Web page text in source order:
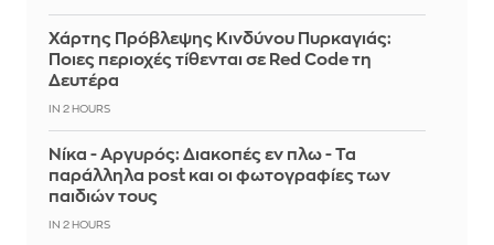
Χάρτης Πρόβλεψης Κινδύνου Πυρκαγιάς:
Ποιες περιοχές τίθενται σε Red Code τη
Δευτέρα
IN 2 HOURS
Νίκα - Αργυρός: Διακοπές εν πλω - Τα
παράλληλα post και οι φωτογραφίες των
παιδιών τους
IN 2 HOURS